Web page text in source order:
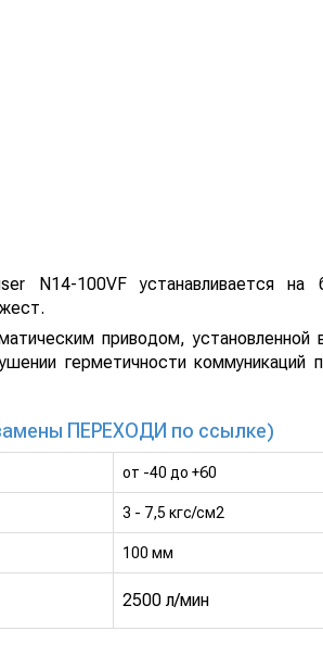
N14-100VF устанавливается на
приводом, установленной
герметичности коммуникаций
ПЕРЕХОДИ по ссылке)
от -40 до +60
3 - 7,5 кгс/см2
100 мм
2500 л/мин